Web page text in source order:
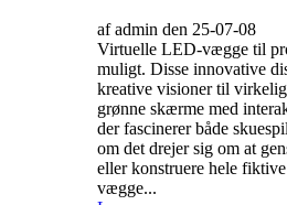
af admin den 25-07-08
Virtuelle LED-vægge til
muligt. Disse innovative
kreative visioner til
grønne skærme med
der fascinerer både
om det drejer sig om at
eller konstruere hele
vægge...